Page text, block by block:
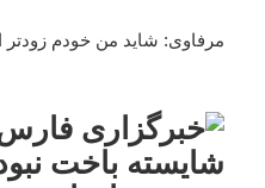
مرفاوی: شاید من خودم زودتر